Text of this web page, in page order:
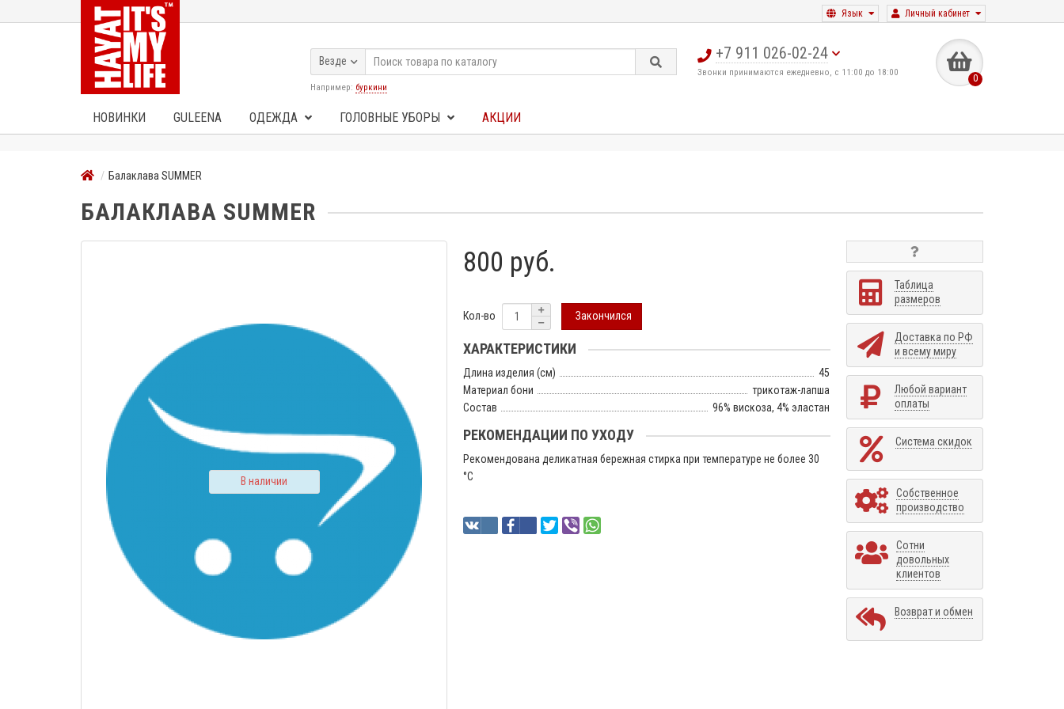
Личный кабинет
Язык
+7 911 026-02-24
Звонки принимаются ежедневно, с 11:00 до 18:00 0
Везде
Например: буркини
НОВИНКИ GULEENA ОДЕЖДА ГОЛОВНЫЕ УБОРЫ АКЦИИ
Балаклава SUMMER
БАЛАКЛАВА SUMMER
В наличии
800 руб.
Кол-во Закончился
ХАРАКТЕРИСТИКИ
Длина изделия (см)
45
Материал бони
трикотаж-лапша
Состав
96% вискоза, 4% эластан
РЕКОМЕНДАЦИИ ПО УХОДУ
Рекомендована деликатная бережная стирка при температуре не более 30
°C
Таблица
размеров
Доставка по РФ
и всему миру
Любой вариант
оплаты
Система скидок
Собственное
производство
Сотни
довольных
клиентов
Возврат и обмен